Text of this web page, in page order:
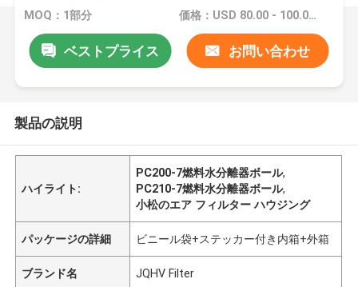
MOQ：1部分 価格：USD 80.00 - 100.00 /PC
ベストプライス お問い合わせ
製品の説明
ハイライト:
PC200-7燃料水分離器ボール,
PC210-7燃料水分離器ボール,
小松のエア フィルター ハウジング
パッケージの詳細 ビニール袋+ステッカー付き内箱+外箱
ブランド名 JQHV Filter